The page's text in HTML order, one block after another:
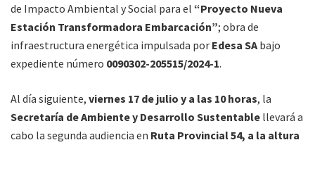
de Impacto Ambiental y Social para el “Proyecto Nueva
Estación Transformadora Embarcación”; obra de
infraestructura energética impulsada por Edesa SA bajo
expediente número 0090302-205515/2024-1.
Al día siguiente, viernes 17 de julio y a las 10 horas, la
Secretaría de Ambiente y Desarrollo Sustentable llevará a
cabo la segunda audiencia en Ruta Provincial 54, a la altura